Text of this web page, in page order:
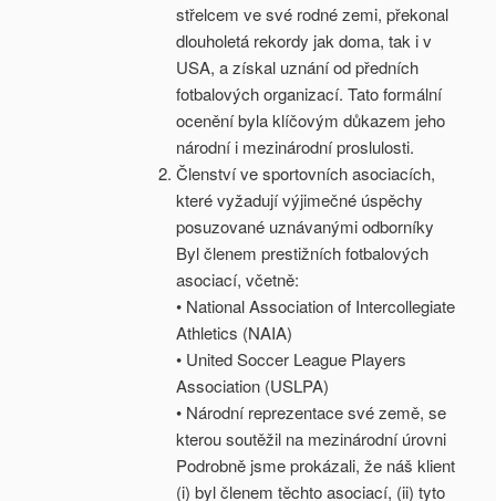
střelcem ve své rodné zemi, překonal
dlouholetá rekordy jak doma, tak i v
USA, a získal uznání od předních
fotbalových organizací. Tato formální
ocenění byla klíčovým důkazem jeho
národní i mezinárodní proslulosti.
Členství ve sportovních asociacích,
které vyžadují výjimečné úspěchy
posuzované uznávanými odborníky
Byl členem prestižních fotbalových
asociací, včetně:
• National Association of Intercollegiate
Athletics (NAIA)
• United Soccer League Players
Association (USLPA)
• Národní reprezentace své země, se
kterou soutěžil na mezinárodní úrovni
Podrobně jsme prokázali, že náš klient
(i) byl členem těchto asociací, (ii) tyto